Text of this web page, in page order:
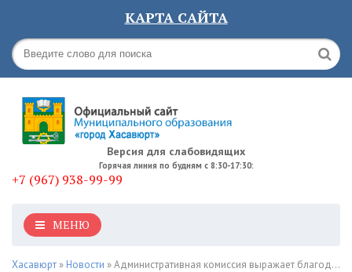
КАРТА САЙТА
Версия для слабовидящих
Горячая линия по будням с 8:30-17:30:
+7 (967) 938-99-99
МЕНЮ
Хасавюрт » Новости » Административная комиссия выражает благодарность сотрудникам полиции за оперативное реагирование